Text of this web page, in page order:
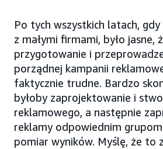
Po tych wszystkich latach, gdy
z małymi firmami, było jasne,
przygotowanie i
porządnej kampanii
faktycznie trudne. Bardzo
byłoby zaprojektowanie i
reklamowego, a następnie
reklamy odpowiednim
pomiar wyników. Myślę, że to